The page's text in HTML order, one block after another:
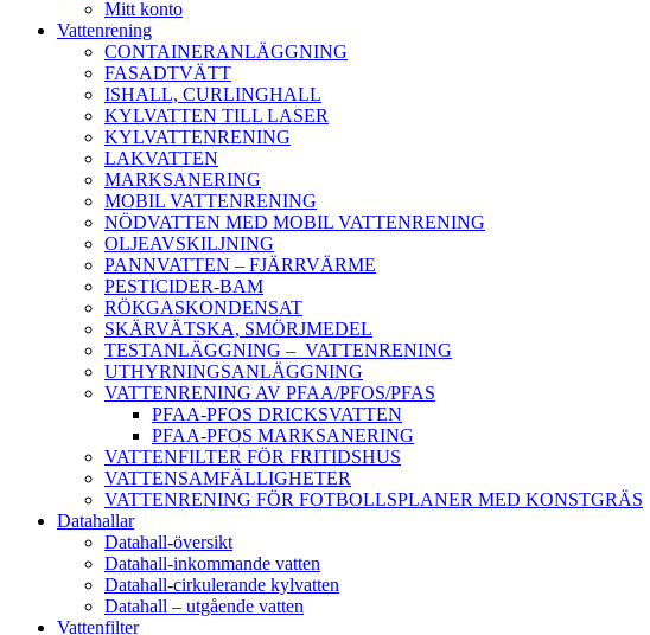
Mitt konto
Vattenrening
CONTAINERANLÄGGNING
FASADTVÄTT
ISHALL, CURLINGHALL
KYLVATTEN TILL LASER
KYLVATTENRENING
LAKVATTEN
MARKSANERING
MOBIL VATTENRENING
NÖDVATTEN MED MOBIL VATTENRENING
OLJEAVSKILJNING
PANNVATTEN – FJÄRRVÄRME
PESTICIDER-BAM
RÖKGASKONDENSAT
SKÄRVÄTSKA, SMÖRJMEDEL
TESTANLÄGGNING – VATTENRENING
UTHYRNINGSANLÄGGNING
VATTENRENING AV PFAA/PFOS/PFAS
PFAA-PFOS DRICKSVATTEN
PFAA-PFOS MARKSANERING
VATTENFILTER FÖR FRITIDSHUS
VATTENSAMFÄLLIGHETER
VATTENRENING FÖR FOTBOLLSPLANER MED KONSTGRÄS
Datahallar
Datahall-översikt
Datahall-inkommande vatten
Datahall-cirkulerande kylvatten
Datahall – utgående vatten
Vattenfilter